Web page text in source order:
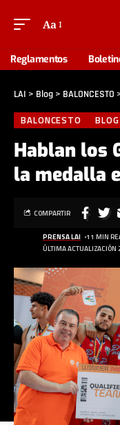
Aa
Reglamentos
LAI > Blog > BALONCESTO
BALONCESTO BLOG
Hablan los
la medalla
ÚLTIMA
PRENSA LAI 11 MIN
COMPARTIR